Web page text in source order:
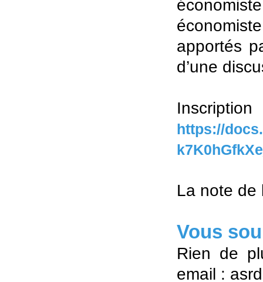
apportés
d’une
https://
La note
Vous
Rien de
email :